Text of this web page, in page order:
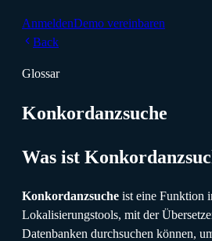
AnmeldenDemo vereinbaren
Back
Glossar
Konkordanzsuche
Was ist
Konkordanzsuche ist eine Funktion
Lokalisierungstools, mit der
Datenbanken durchsuchen können,